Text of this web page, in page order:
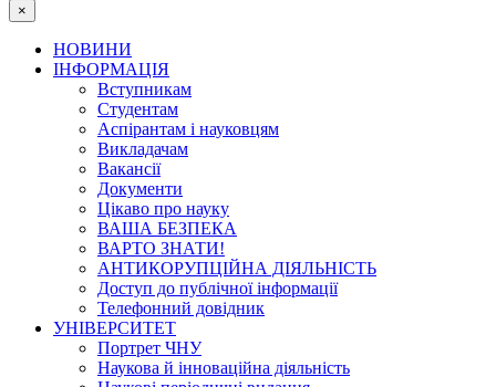
×
НОВИНИ
ІНФОРМАЦІЯ
Вступникам
Студентам
Аспірантам і науковцям
Викладачам
Вакансії
Документи
Цікаво про науку
ВАША БЕЗПЕКА
ВАРТО ЗНАТИ!
АНТИКОРУПЦІЙНА ДІЯЛЬНІСТЬ
Доступ до публічної інформації
Телефонний довідник
УНІВЕРСИТЕТ
Портрет ЧНУ
Наукова й інноваційна діяльність